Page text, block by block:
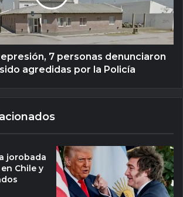
7 personas denunciaron
agredidas por la Policía
jorobada
Chile y